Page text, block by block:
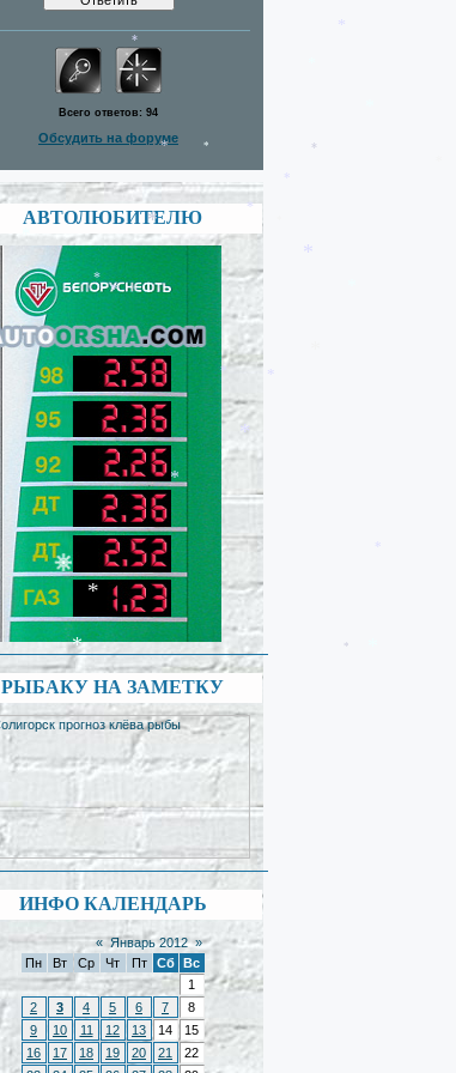
*
*
*
*
*
*
*
*
*
Всего ответов: 94
Обсудить на форуме
АВТОЛЮБИТЕЛЮ
РЫБАКУ НА ЗАМЕТКУ
ИНФО КАЛЕНДАРЬ
« Январь 2012 »
Пн
Вт Ср Чт Пт Сб
Вс
1
2
3 4 5 6 7
8
9
10 11 12 13 14
15
16
17 18 19 20 21
22